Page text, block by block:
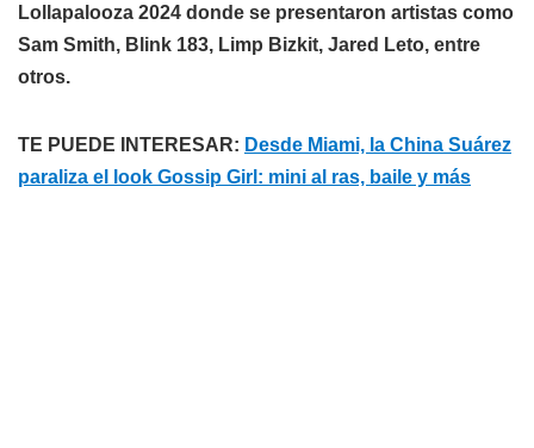
Lollapalooza 2024 donde se presentaron artistas como
Sam Smith, Blink 183, Limp Bizkit, Jared Leto, entre
otros.
TE PUEDE INTERESAR: Desde Miami, la China Suárez
paraliza el look Gossip Girl: mini al ras, baile y más